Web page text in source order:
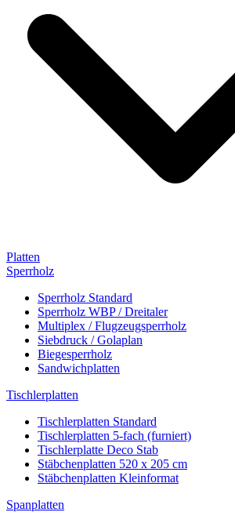
Platten
Sperrholz
Sperrholz Standard
Sperrholz WBP / Dreitaler
Multiplex / Flugzeugsperrholz
Siebdruck / Golaplan
Biegesperrholz
Sandwichplatten
Tischlerplatten
Tischlerplatten Standard
Tischlerplatten 5-fach (furniert)
Tischlerplatte Deco Stab
Stäbchenplatten 520 x 205 cm
Stäbchenplatten Kleinformat
Spanplatten